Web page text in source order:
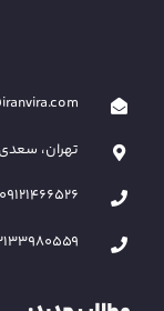
تهران، سعدی
09121466526